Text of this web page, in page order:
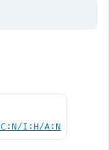
C:N/I:H/A:N